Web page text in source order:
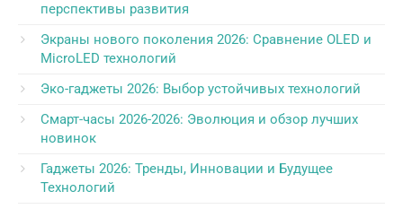
перспективы развития
Экраны нового поколения 2026: Сравнение OLED и
MicroLED технологий
Эко-гаджеты 2026: Выбор устойчивых технологий
Смарт-часы 2026-2026: Эволюция и обзор лучших
новинок
Гаджеты 2026: Тренды, Инновации и Будущее
Технологий